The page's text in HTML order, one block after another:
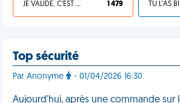
JE VALIDE, C'EST UNE VDM 1 479
Top sécurité
Par Anonyme - 01/04/2026 16:30
Aujourd'hui, après une commande sur